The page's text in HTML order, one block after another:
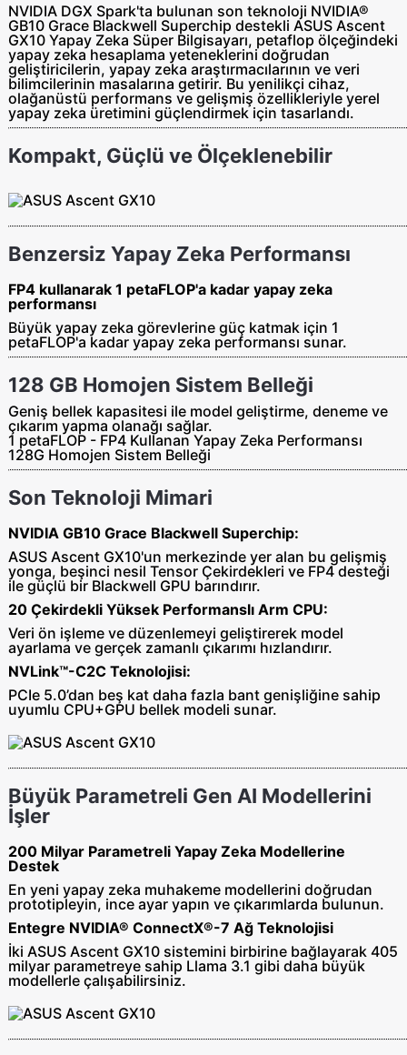
NVIDIA DGX Spark'ta bulunan son teknoloji NVIDIA®
GB10 Grace Blackwell Superchip destekli ASUS Ascent
GX10 Yapay Zeka Süper Bilgisayarı, petaflop ölçeğindeki
yapay zeka hesaplama yeteneklerini doğrudan
geliştiricilerin, yapay zeka araştırmacılarının ve veri
bilimcilerinin masalarına getirir. Bu yenilikçi cihaz,
olağanüstü performans ve gelişmiş özellikleriyle yerel
yapay zeka üretimini güçlendirmek için tasarlandı.
Kompakt, Güçlü ve Ölçeklenebilir
Benzersiz Yapay Zeka Performansı
FP4 kullanarak 1 petaFLOP'a kadar yapay zeka
performansı
Büyük yapay zeka görevlerine güç katmak için 1
petaFLOP'a kadar yapay zeka performansı sunar.
128 GB Homojen Sistem Belleği
Geniş bellek kapasitesi ile model geliştirme, deneme ve
çıkarım yapma olanağı sağlar.
1 petaFLOP - FP4 Kullanan Yapay Zeka Performansı
128G Homojen Sistem Belleği
Son Teknoloji Mimari
NVIDIA GB10 Grace Blackwell Superchip:
ASUS Ascent GX10'un merkezinde yer alan bu gelişmiş
yonga, beşinci nesil Tensor Çekirdekleri ve FP4 desteği
ile güçlü bir Blackwell GPU barındırır.
20 Çekirdekli Yüksek Performanslı Arm CPU:
Veri ön işleme ve düzenlemeyi geliştirerek model
ayarlama ve gerçek zamanlı çıkarımı hızlandırır.
NVLink™-C2C Teknolojisi:
PCIe 5.0’dan beş kat daha fazla bant genişliğine sahip
uyumlu CPU+GPU bellek modeli sunar.
Büyük Parametreli Gen AI Modellerini
İşler
200 Milyar Parametreli Yapay Zeka Modellerine
Destek
En yeni yapay zeka muhakeme modellerini doğrudan
prototipleyin, ince ayar yapın ve çıkarımlarda bulunun.
Entegre NVIDIA® ConnectX®-7 Ağ Teknolojisi
İki ASUS Ascent GX10 sistemini birbirine bağlayarak 405
milyar parametreye sahip Llama 3.1 gibi daha büyük
modellerle çalışabilirsiniz.